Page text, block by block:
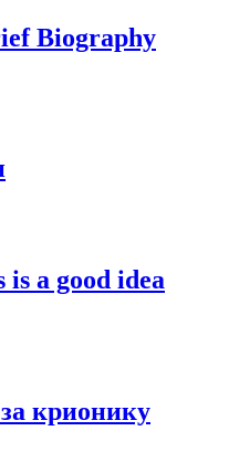
Biography
a good idea
крионику